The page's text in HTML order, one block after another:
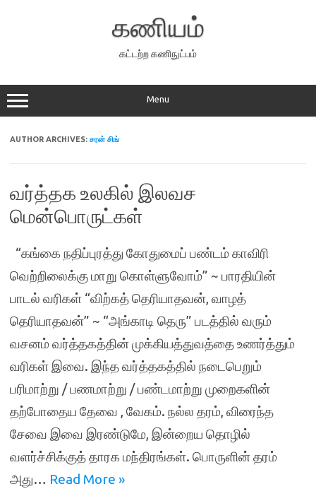
கணியம்
கட்டற்ற கணிநுட்பம்
Menu
AUTHOR ARCHIVES: சரன் சிங்
வர்த்தக உலகில் இலவச
மென்பொருட்கள்
“கங்கை நதிப்புரத்து கோதுமைப் பண்டம் காவிரி
வெற்றிலைக்கு மாறு கொள்ளுவோம்” ~ பாரதியின்
பாடல் வரிகள் “விற்கத் தெரியாதவன், வாழத்
தெரியாதவன்” ~ “அங்காடி தெரு” படத்தில் வரும்
வசனம் வர்த்தகத்தின் முக்கியத்துவத்தை உணர்த்தும்
வரிகள் இவை. இந்த வர்த்தகத்தில் நடைபெறும்
பரிமாற்று / பணமாற்று / பண்டமாற்று முறைகளின்
தற்போதைய தேவை , வேகம். நல்ல தரம், விரைந்த
சேவை இவை இரண்டுமே, இன்றைய தொழில்
வளர்ச்சிக்குத் தாரக மந்திரங்கள். பொருளின் தரம்
அது… Read More »